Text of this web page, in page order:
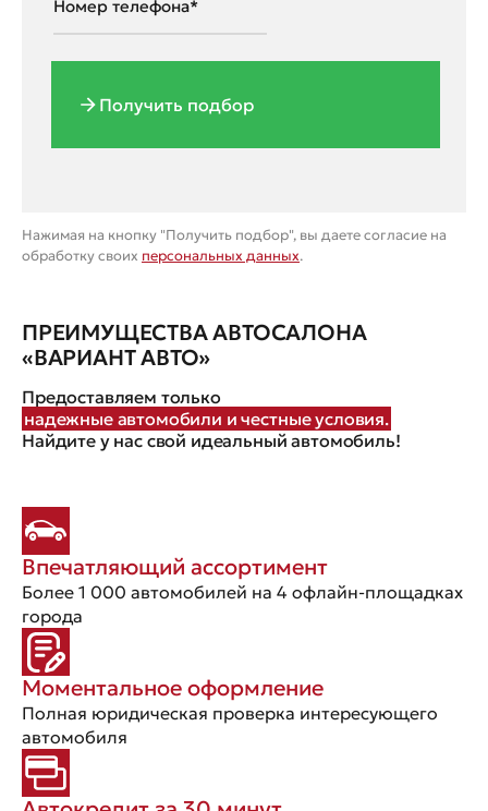
Получить подбор
Нажимая на кнопку "Получить подбор", вы даете согласие на
обработку своих персональных данных.
ПРЕИМУЩЕСТВА АВТОСАЛОНА
«ВАРИАНТ АВТО»
Предоставляем только
надежные автомобили и честные условия.
Найдите у нас свой идеальный автомобиль!
Впечатляющий ассортимент
Более 1 000 автомобилей на 4 офлайн-площадках
города
Моментальное оформление
Полная юридическая проверка интересующего
автомобиля